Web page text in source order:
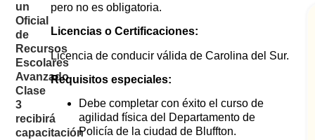
un
Oficial
de
Recursos
Escolares
Avanzado
Clase
3
recibirá
capacitación
pero no es obligatoria.
Licencias o Certificaciones:
Licencia de conducir válida de Carolina del Sur.
Requisitos especiales:
Debe completar con éxito el curso de
agilidad física del Departamento de
Policía de la ciudad de Bluffton.